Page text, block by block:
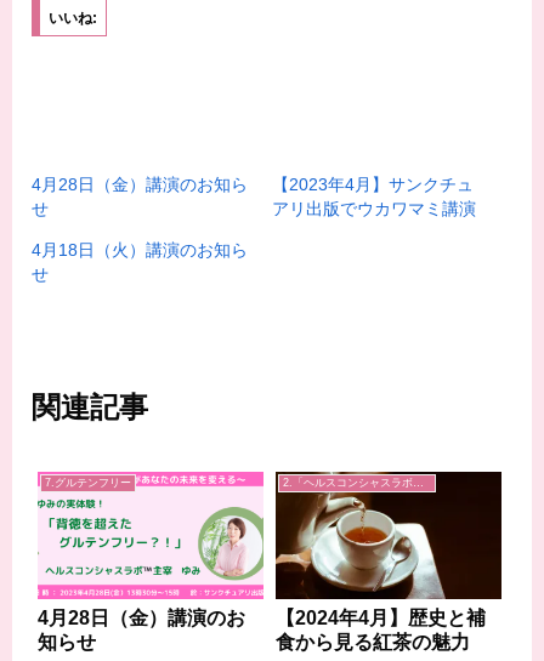
いいね:
4月28日（金）講演のお知ら
せ
【2023年4月】サンクチュ
アリ出版でウカワマミ講演
4月18日（火）講演のお知ら
せ
関連記事
7.グルテンフリー
4月28日（金）講演のお
知らせ
2.「ヘルスコンシャスラボ」事業
【2024年4月】歴史と補
食から見る紅茶の魅力